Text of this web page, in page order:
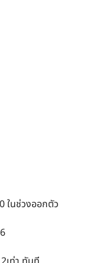
ในช่วงออกตัว